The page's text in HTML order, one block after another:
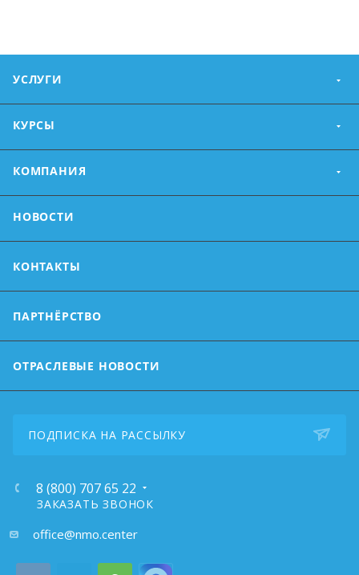
УСЛУГИ
КУРСЫ
КОМПАНИЯ
НОВОСТИ
КОНТАКТЫ
ПАРТНЁРСТВО
ОТРАСЛЕВЫЕ НОВОСТИ
ПОДПИСКА НА РАССЫЛКУ
8 (800) 707 65 22
ЗАКАЗАТЬ ЗВОНОК
почта:office@nmo.center